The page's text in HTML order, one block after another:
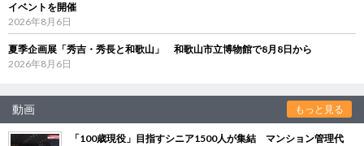
イベントを開催
2026年8月6日
夏季企画展「秀吉・秀長と和歌山」 和歌山市立博物館で8月8日から
2026年8月6日
動画 もっと見る
「100歳現役」目指すシニア1500人が集結 マンション管理代